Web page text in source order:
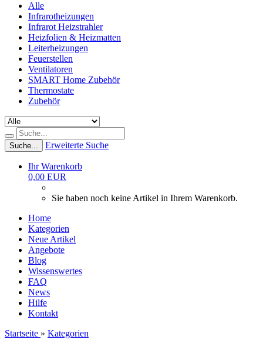
Alle
Infrarotheizungen
Infrarot Heizstrahler
Heizfolien & Heizmatten
Leiterheizungen
Feuerstellen
Ventilatoren
SMART Home Zubehör
Thermostate
Zubehör
Suche... Erweiterte Suche
Ihr Warenkorb
0,00 EUR
Sie haben noch keine Artikel in Ihrem Warenkorb.
Home
Kategorien
Neue Artikel
Angebote
Blog
Wissenswertes
FAQ
News
Hilfe
Kontakt
Startseite » Kategorien